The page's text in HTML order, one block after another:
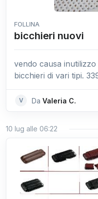
FOLLINA
bicchieri nuovi
vendo causa inutilizzo
bicchieri di vari tipi.
V Da Valeria C.
10 lug alle 06:22